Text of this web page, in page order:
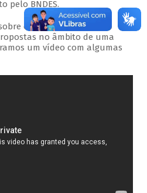
pelo BNDES.
o acesso ao Portal do
no âmbito de uma
um vídeo com algumas